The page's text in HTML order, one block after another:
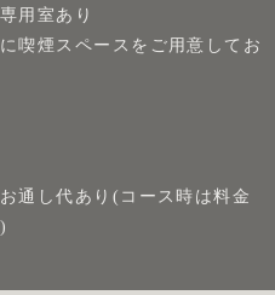
用室あり
に喫煙スペースをご用意してお
通し代あり(コース時は料金